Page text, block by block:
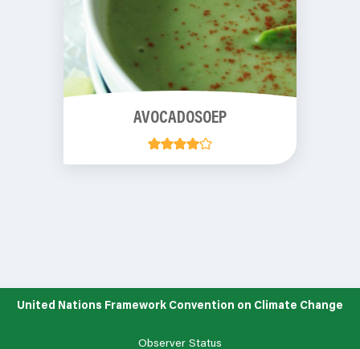
AVOCADOSOEP
United Nations Framework Convention on Climate Change
Observer Status